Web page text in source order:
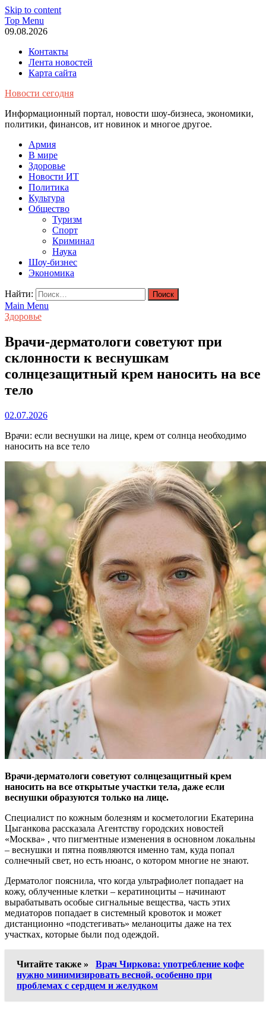
Skip to content
Top Menu
09.08.2026
Контакты
Лента новостей
Карта сайта
Новости сегодня
Информационный портал, новости шоу-бизнеса, экономики,
политики, финансов, ит новинок и многое другое.
Армия
В мире
Здоровье
Новости ИТ
Политика
Культура
Общество
Туризм
Спорт
Криминал
Наука
Шоу-бизнес
Экономика
Найти:
Main Menu
Здоровье
Врачи-дерматологи советуют при
склонности к веснушкам
солнцезащитный крем наносить на все
тело
02.07.2026
Врачи: если веснушки на лице, крем от солнца необходимо
наносить на все тело
Врачи-дерматологи советуют солнцезащитный крем
наносить на все открытые участки тела, даже если
веснушки образуются только на лице.
Специалист по кожным болезням и косметологии Екатерина
Цыганкова рассказала Агентству городских новостей
«Москва» , что пигментные изменения в основном локальны
– веснушки и пятна появляются именно там, куда попал
солнечный свет, но есть нюанс, о котором многие не знают.
Дерматолог пояснила, что когда ультрафиолет попадает на
кожу, облученные клетки – кератиноциты – начинают
вырабатывать особые сигнальные вещества, часть этих
медиаторов попадает в системный кровоток и может
дистанционно «подстегивать» меланоциты даже на тех
участках, которые были под одеждой.
Читайте также »
Врач Чиркова: употребление кофе
нужно минимизировать весной, особенно при
проблемах с сердцем и желудком